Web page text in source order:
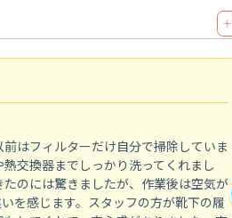
＋
はフィルターだけ自分で掃除していま
交換器までしっかり洗ってくれまし
のには驚きましたが、作業後は空気が
を感じます。スタッフの方が靴下の履